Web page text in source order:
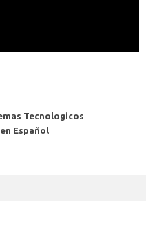
Tecnologicos
Español